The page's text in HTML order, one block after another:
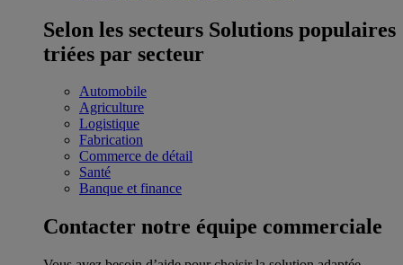
Selon les secteurs Solutions populaires
triées par secteur
Automobile
Agriculture
Logistique
Fabrication
Commerce de détail
Santé
Banque et finance
Contacter notre équipe commerciale